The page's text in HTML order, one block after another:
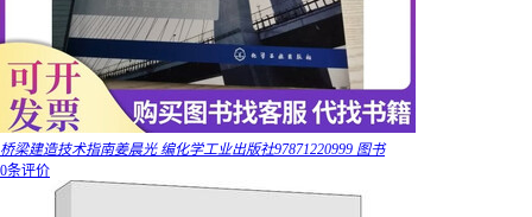
桥梁建造技术指南姜晨光 编化学工业出版社97871220999 图书
0条评价